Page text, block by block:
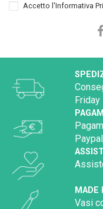
Accetto l'Informativa
Friday
MADE
Vasi